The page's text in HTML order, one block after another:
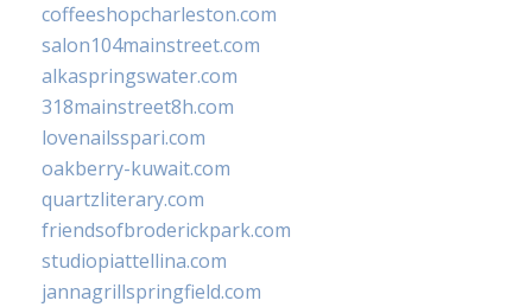
coffeeshopcharleston.com
salon104mainstreet.com
alkaspringswater.com
318mainstreet8h.com
lovenailsspari.com
oakberry-kuwait.com
quartzliterary.com
friendsofbroderickpark.com
studiopiattellina.com
jannagrillspringfield.com